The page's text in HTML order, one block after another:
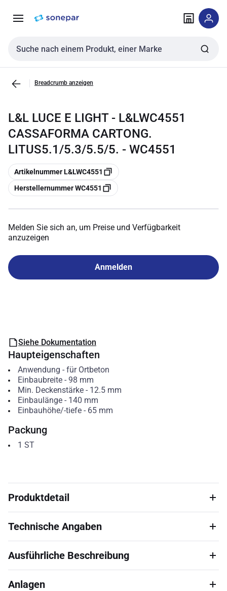
NavigationInhalt
Sucheingabe
Breadcrumb anzeigen
L&L LUCE E LIGHT - L&LWC4551
CASSAFORMA CARTONG.
LITUS5.1/5.3/5.5/5. - WC4551
Kopieren
Artikelnummer L&LWC4551
Kopieren
Herstellernummer WC4551
Melden Sie sich an, um Preise und Verfügbarkeit
anzuzeigen
Anmelden
Siehe Dokumentation
Haupteigenschaften
Anwendung - für Ortbeton
Einbaubreite- 98 mm
Min. Deckenstärke- 12.5 mm
Einbaulänge- 140 mm
Einbauhöhe/-tiefe- 65 mm
Packung
1 ST
Produktdetail
Technische Angaben
Ausführliche Beschreibung
Anlagen